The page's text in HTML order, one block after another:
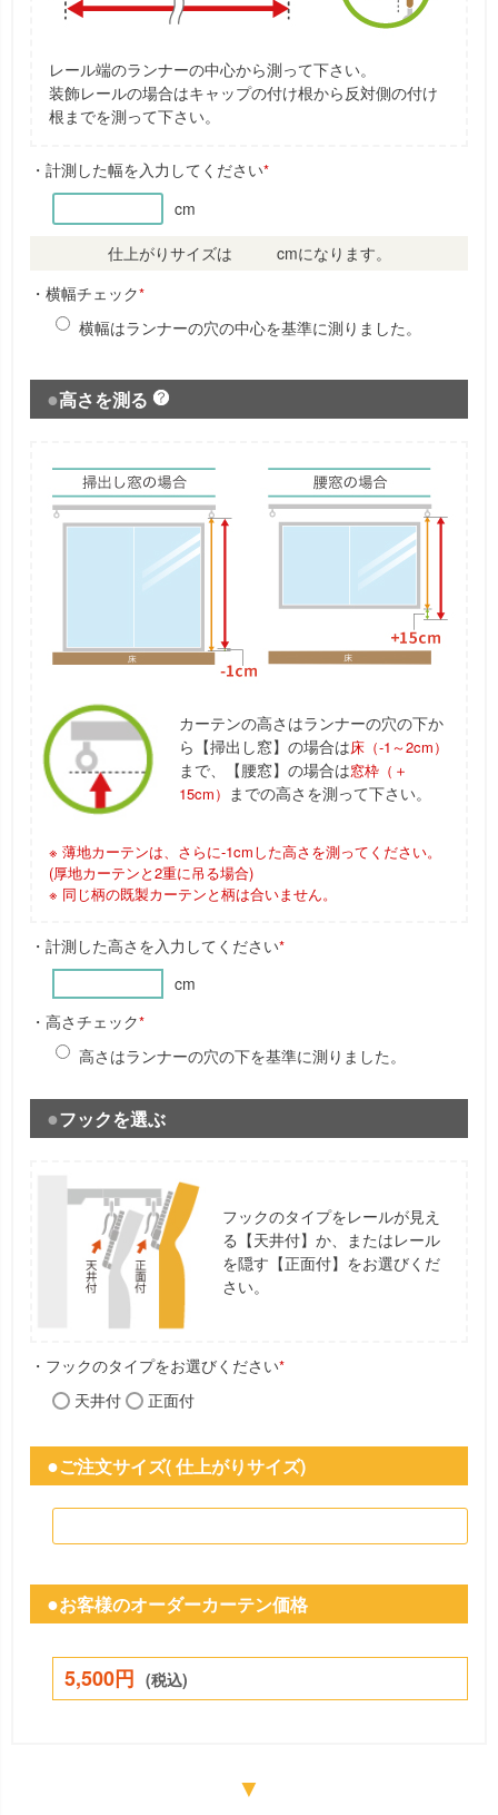
レール端のランナーの中心から測って下さい。
装飾レールの場合はキャップの付け根から反対側の付け
根までを測って下さい。
・計測した幅を入力してください*
cm
仕上がりサイズは
cmになります。
・横幅チェック*
横幅はランナーの穴の中心を基準に測りました。
高さを測る
カーテンの高さはランナーの穴の下か
ら【掃出し窓】の場合は床（-1～2cm）
まで、【腰窓】の場合は窓枠（＋
15cm） までの高さを測って下さい。
※ 薄地カーテンは、さらに-1cmした高さを測ってください。
(厚地カーテンと2重に吊る場合)
※ 同じ柄の既製カーテンと柄は合いません。
・計測した高さを入力してください*
cm
・高さチェック*
高さはランナーの穴の下を基準に測りました。
フックを選ぶ
フックのタイプをレールが見え
る【天井付】か、またはレール
を隠す【正面付】をお選びくだ
さい。
・フックのタイプをお選びください*
天井付 正面付
ご注文サイズ( 仕上がりサイズ)
お客様のオーダーカーテン価格
5,500円 (税込)
▼